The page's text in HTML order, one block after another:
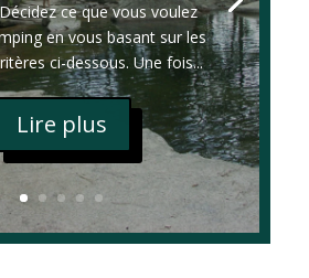
ce que vous voulez
en vous basant sur les
ci-dessous. Une fois...
Lire plus